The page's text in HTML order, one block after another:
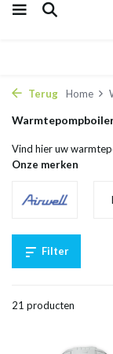
Terug Home
Vind hier uw
Onze merken
Filter
21 producten